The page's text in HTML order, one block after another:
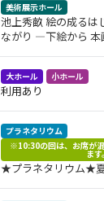
美術展示ホール
池上秀畝 絵の成るは
ながり ―下絵から 本
大ホール 小ホール
利用あり
プラネタリウム
※10:30の回は、お席が
ます
★プラネタリウム★